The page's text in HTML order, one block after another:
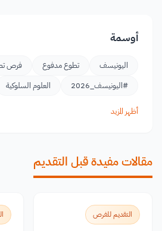
أوسمة
اليونيسف تطوع مدفوع
فرص
#اليونيسف_2026
العلوم السلوكية
أظهر المزيد
مقالات مفيدة قبل التقديم
التقديم للفرص